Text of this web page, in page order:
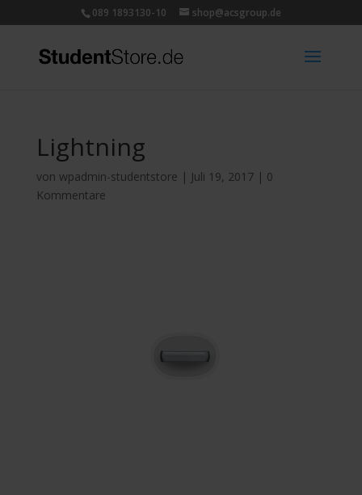
089 1893130-10 shop@acsgroup.de
Lightning
von wpadmin-studentstore | Juli 19, 2017| 0
Kommentare